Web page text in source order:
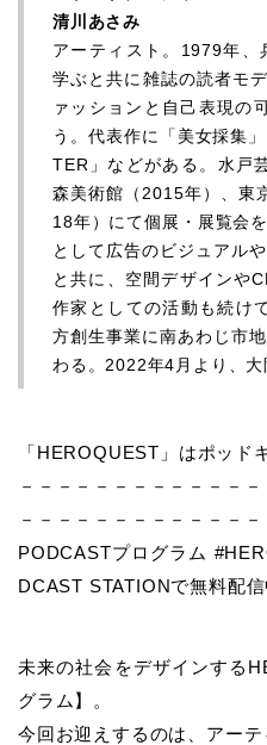
清川あさみ
アーティスト。1979年、
学ぶと共に雑誌の読者モ
ァッションと自己表現の
う。代表作に「美女採集
TER」などがある。水戸
森美術館（2015年）、東
18年）にて個展・展覧会
として広告のビジュアル
と共に、空間デザインや
作家としての活動も続け
方創生事業に南あわじ市
わる。2022年4月より、大
「HEROQUEST」はポッド
－－－－－－－－－－－－
－－－－－－－－－－－－－
PODCASTプログラム
DCAST STATIONで無料配信
未来の社会をデザインする
グラム】。
今回お迎えするのは、アー